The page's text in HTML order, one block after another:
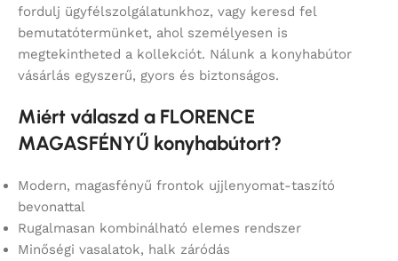
fordulj ügyfélszolgálatunkhoz, vagy keresd fel
bemutatótermünket, ahol személyesen is
megtekintheted a kollekciót. Nálunk a konyhabútor
vásárlás egyszerű, gyors és biztonságos.
Miért válaszd a FLORENCE
MAGASFÉNYŰ konyhabútort?
Modern, magasfényű frontok ujjlenyomat-taszító
bevonattal
Rugalmasan kombinálható elemes rendszer
Minőségi vasalatok, halk záródás